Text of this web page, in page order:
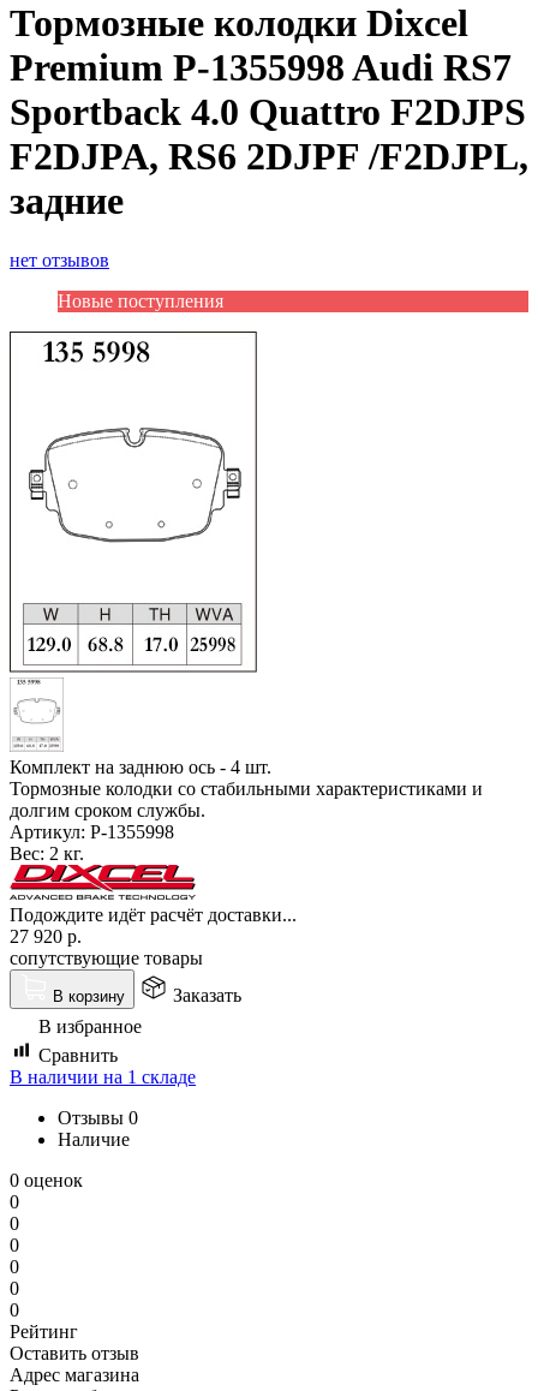
Тормозные колодки Dixcel
Premium P-1355998 Audi RS7
Sportback 4.0 Quattro F2DJPS
F2DJPA, RS6 2DJPF /F2DJPL,
задние
нет отзывов
Новые поступления
Комплект на заднюю ось - 4 шт.
Тормозные колодки со стабильными характеристиками и
долгим сроком службы.
Артикул: P-1355998
Вес: 2 кг.
Подождите идёт расчёт доставки...
27 920 р.
сопутствующие товары
В корзину
Заказать
В избранное
Сравнить
В наличии на 1 складе
Отзывы 0
Наличие
0 оценок
0
0
0
0
0
0
Рейтинг
Оставить отзыв
Адрес магазина